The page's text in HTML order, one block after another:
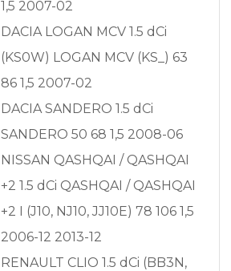
1,5 2007-02
DACIA LOGAN MCV 1.5 dCi
(KS0W) LOGAN MCV (KS_) 63
86 1,5 2007-02
DACIA SANDERO 1.5 dCi
SANDERO 50 68 1,5 2008-06
NISSAN QASHQAI / QASHQAI
+2 1.5 dCi QASHQAI / QASHQAI
+2 I (J10, NJ10, JJ10E) 78 106 1,5
2006-12 2013-12
RENAULT CLIO 1.5 dCi (BB3N,